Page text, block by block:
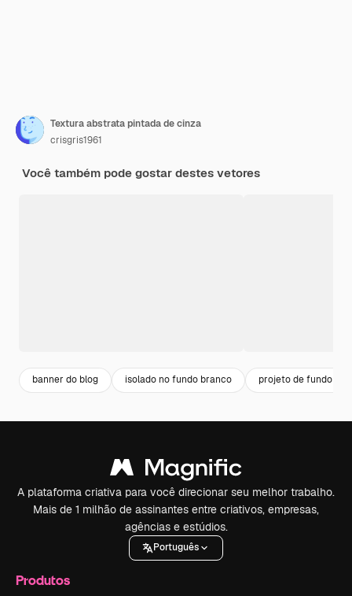
Textura abstrata pintada de cinza
crisgris1961
Você também pode gostar destes vetores
banner do blog isolado no fundo branco projeto de fundo
A plataforma criativa para você direcionar seu melhor trabalho.
Mais de 1 milhão de assinantes entre criativos, empresas,
agências e estúdios.
Português
Produtos